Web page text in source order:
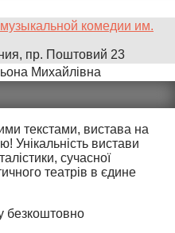
комедии им.
пр. Поштовий 23
Михайлівна
текстами, вистава на
Унікальність вистави
сучасної
театрів в єдине
безкоштовно